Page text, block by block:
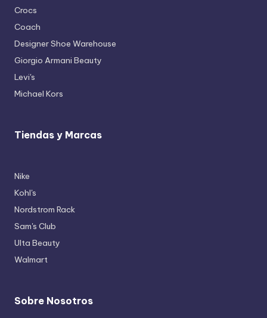
Crocs
Coach
Designer Shoe Warehouse
Giorgio Armani Beauty
Levi's
Michael Kors
Tiendas y Marcas
Nike
Kohl's
Nordstrom Rack
Sam's Club
Ulta Beauty
Walmart
Sobre Nosotros